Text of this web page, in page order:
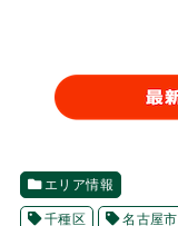
エリア情報
千種区 名古屋市